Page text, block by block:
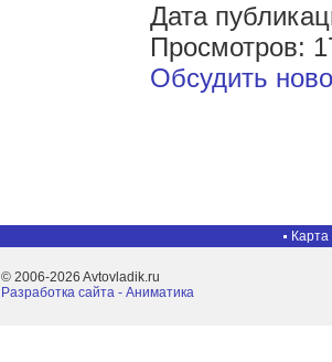
Дата
Просмотров:
Обсудить
Карта
© 2006-2026 Avtovladik.ru
Разработка сайта - Aниматика